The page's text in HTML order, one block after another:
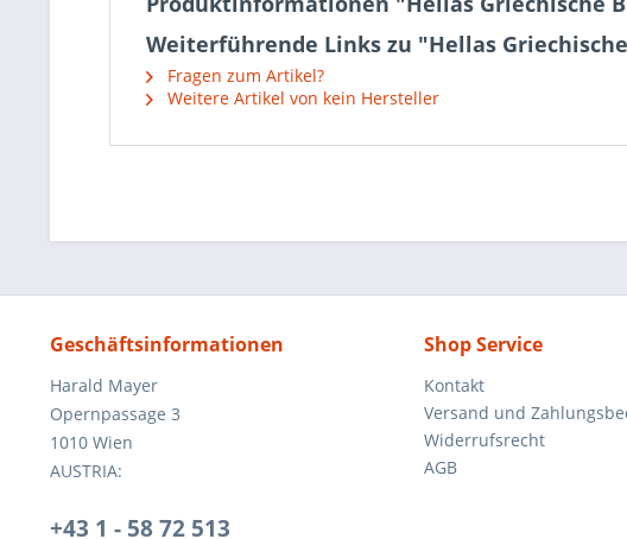
Weiterführende Links zu "Hellas
Fragen zum Artikel?
Weitere Artikel von kein Hersteller
Geschäftsinformationen
Harald Mayer
Opernpassage 3
1010 Wien
AUSTRIA:
+43 1 - 58 72 513
Shop Service
Kontakt
Versand und
Widerrufsrecht
AGB